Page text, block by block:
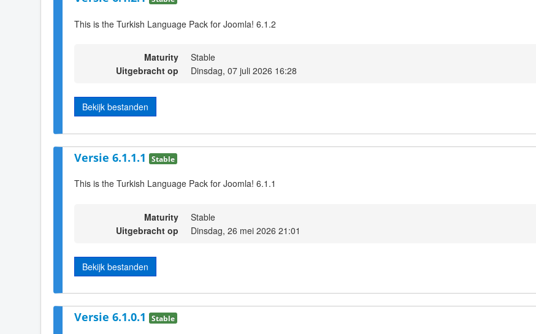
This is the Turkish Language Pack for Joomla! 6.1.2
Maturity
Stable
Uitgebracht op
Dinsdag, 07 juli 2026 16:28
Bekijk bestanden
Versie 6.1.1.1 Stable
This is the Turkish Language Pack for Joomla! 6.1.1
Maturity
Stable
Uitgebracht op
Dinsdag, 26 mei 2026 21:01
Bekijk bestanden
Versie 6.1.0.1 Stable